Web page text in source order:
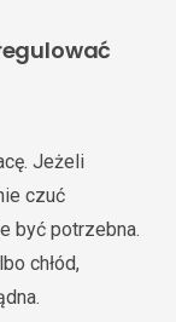
Jeżeli
czuć
być potrzebna.
chłód,